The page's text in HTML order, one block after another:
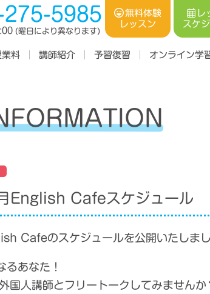
275-5985
(曜日により異なります)
無料体験
レッスン
レ
スケ
業料 講師紹介 予習復習 オンライン学
English Cafeスケジュール
Cafeのスケジュールを公開いたしま
るあなた！
人講師とフリートークしてみませんか